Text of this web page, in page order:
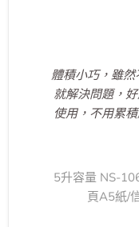
體積小巧，雖
就解決問題，
使用，不用累
5升容量 NS-
頁A5紙/